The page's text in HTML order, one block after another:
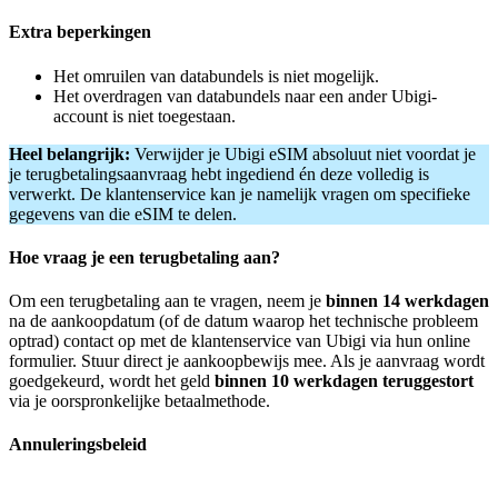
Extra beperkingen
Het omruilen van databundels is niet mogelijk.
Het overdragen van databundels naar een ander Ubigi-
account is niet toegestaan.
Heel belangrijk: Verwijder je Ubigi eSIM absoluut niet voordat je
je terugbetalingsaanvraag hebt ingediend én deze volledig is
verwerkt. De klantenservice kan je namelijk vragen om specifieke
gegevens van die eSIM te delen.
Hoe vraag je een terugbetaling aan?
Om een terugbetaling aan te vragen, neem je binnen 14 werkdagen
na de aankoopdatum (of de datum waarop het technische probleem
optrad) contact op met de klantenservice van Ubigi via hun online
formulier. Stuur direct je aankoopbewijs mee. Als je aanvraag wordt
goedgekeurd, wordt het geld binnen 10 werkdagen teruggestort
via je oorspronkelijke betaalmethode.
Annuleringsbeleid